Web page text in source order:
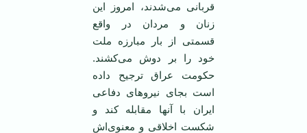
قربانی می‌شدند، امروز اين
زنان و مردان در واقع
قسمتی از بار مبارزه ملت
خود را بر دوش می‌کشند.
حکومت عراق ترجيح داده
است بجای نيروهای دفاعی
ايران با آنها مقابله کند و
شکست اخلاقی و معنوی‌اش